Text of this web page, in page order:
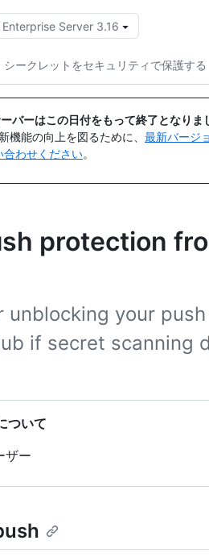
Enterprise Server 3.16
シークレットをセキュリティで保護する
バーはこの日付をもって終了となりま
機能の向上を図るために、 最新バージ
わせください。
protection
unblocking your
if secret scanning
ついて
ザー